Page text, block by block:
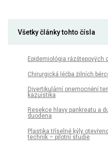
Všetky články tohto čísla
Epidemiológia rázštepových
Chirurgická léčba žilních
Divertikulární onemocnění
kazuistika
Resekce hlavy pankreatu a
duodena
Plastika tříselné kýly
technik – pilotní studie